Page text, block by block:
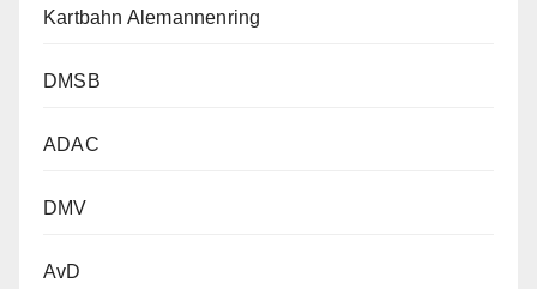
Kartbahn Alemannenring
DMSB
ADAC
DMV
AvD